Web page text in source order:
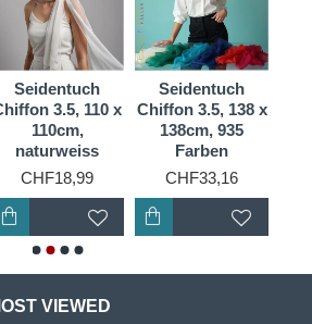
ein Outfit zum Leuchten bringt.
Die Pflege ist ein Kinderspiel!
Seidentuch problemlos von
waschen, ohne Angst zu
Form oder Schönheit verliert.
praktisch und spart Zeit und
Seidentuch
3.5, 110 x
110cm,
naturweiss
CHF18,99
Seidentuch
Chiffon 3.5, 138 x
138cm, 935
Farben
CHF33,16
VIEWED